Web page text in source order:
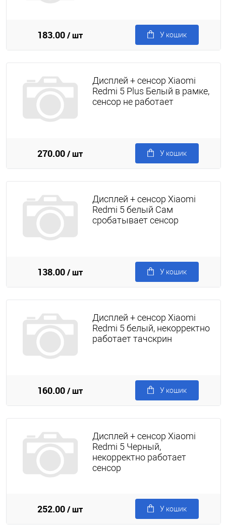
183.00/ шт У кошик
Дисплей + сенсор Xiaomi
Redmi 5 Plus Белый в рамке,
сенсор не работает
270.00/ шт У кошик
Дисплей + сенсор Xiaomi
Redmi 5 белый Сам
сробатывает сенсор
138.00/ шт У кошик
Дисплей + сенсор Xiaomi
Redmi 5 белый, некорректно
работает тачскрин
160.00/ шт У кошик
Дисплей + сенсор Xiaomi
Redmi 5 Черный,
некорректно работает
сенсор
252.00/ шт У кошик